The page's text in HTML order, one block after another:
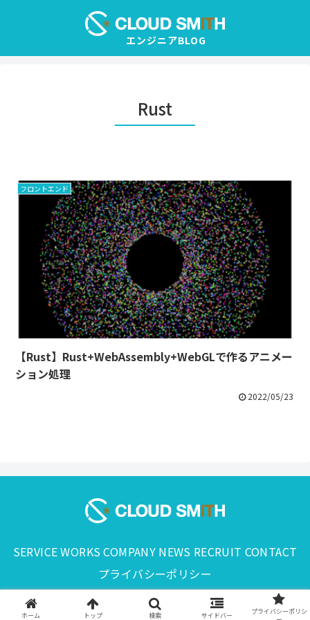
Rust
フロントエンド
【Rust】Rust+WebAssembly+WebGLで作るアニメー
ション処理
2022/05/23
SERVICEWORKSCOMPANY NEWS RECRUIT CONTACT
プライバシーポリシー
© 2024 CLOUD SMITH,Inc..
ホーム トップ 検索 サイドバー
プライバシーポリシ